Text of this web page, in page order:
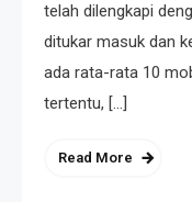
telah dilengkapi
ditukar masuk dan
ada rata-rata 10
tertentu, […]
Read More